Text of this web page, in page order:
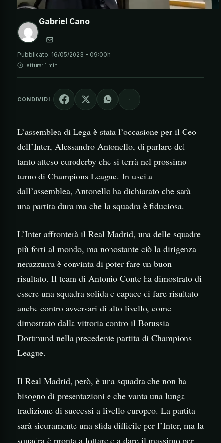
Gabriel Cano
Pubblicato: 16/05/2023 - 09:00h
Lettura: 1 min
CONDIVIDI:
L’assemblea di Lega è stata l’occasione per il Ceo
dell’Inter, Alessandro Antonello, di parlare del
tanto atteso euroderby che si terrà nel prossimo
turno di Champions League. In uscita
dall’assemblea, Antonello ha dichiarato che sarà
una partita dura ma che la squadra è fiduciosa.
L’Inter affronterà il Real Madrid, una delle squadre
più forti al mondo, ma nonostante ciò la dirigenza
nerazzurra è convinta di poter fare un buon
risultato. Il team di Antonio Conte ha dimostrato di
essere una squadra solida e capace di fare risultato
anche contro avversari di alto livello, come
dimostrato dalla vittoria contro il Borussia
Dortmund nella precedente partita di Champions
League.
Il Real Madrid, però, è una squadra che non ha
bisogno di presentazioni e che vanta una lunga
tradizione di successi a livello europeo. La partita
sarà sicuramente una sfida difficile per l’Inter, ma la
squadra è pronta a lottare e a dare il massimo per